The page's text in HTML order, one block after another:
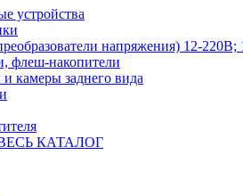
устройства
напряжения) 12-220В;
флеш-накопители
камеры заднего вида
КАТАЛОГ